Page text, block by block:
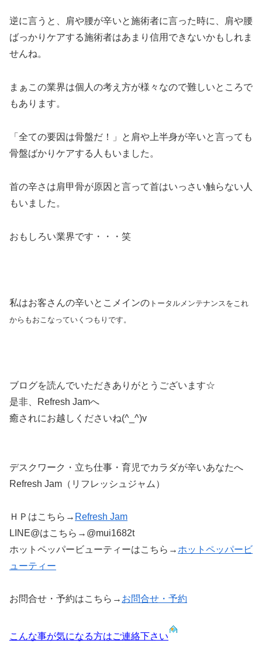
逆に言うと、肩や腰が辛いと施術者に言った時に、肩や腰
ばっかりケアする施術者はあまり信用できないかもしれま
せんね。
まぁこの業界は個人の考え方が様々なので難しいところで
もあります。
「全ての要因は骨盤だ！」と肩や上半身が辛いと言っても
骨盤ばかりケアする人もいました。
首の辛さは肩甲骨が原因と言って首はいっさい触らない人
もいました。
おもしろい業界です・・・笑
私はお客さんの辛いとこメインの トータルメンテナンスをこれ
からもおこなっていくつもりです。
ブログを読んでいただきありがとうございます☆
是非、Refresh Jamへ
癒されにお越しくださいね(^_^)v
デスクワーク・立ち仕事・育児でカラダが辛いあなたへ
Refresh Jam（リフレッシュジャム）
ＨＰはこちら→ Refresh Jam
LINE@はこちら→@mui1682t
ホットペッパービューティーはこちら→ ホットペッパービ
ューティー
お問合せ・予約はこちら→ お問合せ・予約
こんな事が気になる方はご連絡下さい